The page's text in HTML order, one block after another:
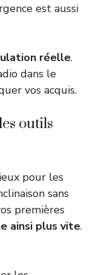
est aussi
réelle.
dans le
vos acquis.
outils
pour les
sans
premières
ainsi plus vite.